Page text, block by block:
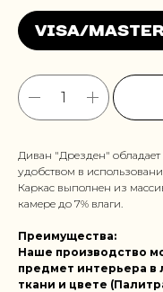
Диван "Дрезден"
удобством в
Каркас выполнен из
камере до 7% влаги.
Преимущества:
Наше производство
предмет интерьера в
ткани и цвете